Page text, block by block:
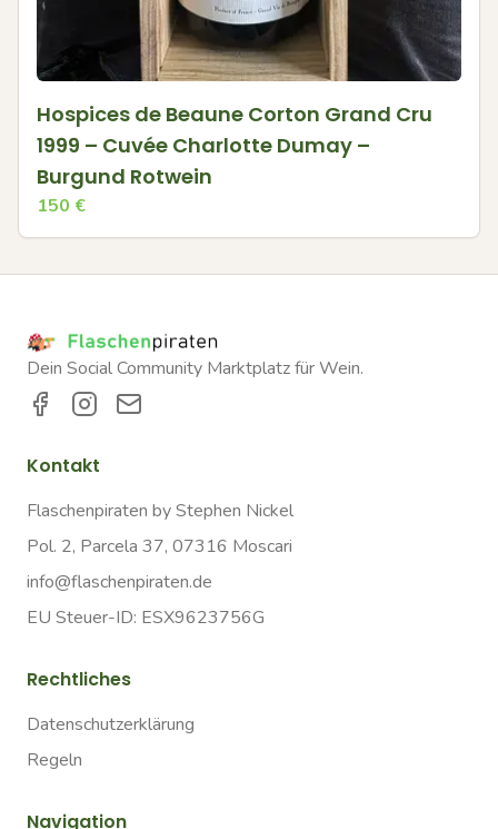
Hospices de Beaune Corton Grand Cru
1999 – Cuvée Charlotte Dumay –
Burgund Rotwein
150 €
Dein Social Community Marktplatz für Wein.
Kontakt
Flaschenpiraten by Stephen Nickel
Pol. 2, Parcela 37, 07316 Moscari
info@flaschenpiraten.de
EU Steuer-ID: ESX9623756G
Rechtliches
Datenschutzerklärung
Regeln
Navigation